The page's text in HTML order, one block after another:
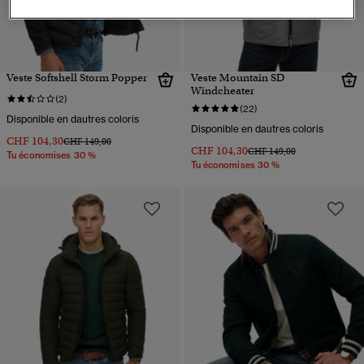
Veste Softshell Storm Popper
(2)
Disponible en dautres coloris
CHF 104,30Prix réduit de
CHF 149,00à
Tu économises 30 %
Veste Mountain SD
Windcheater
(22)
Disponible en dautres coloris
CHF 104,30Prix réduit de
CHF 149,00à
Tu économises 30 %